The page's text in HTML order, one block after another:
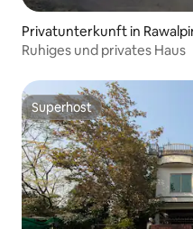
Privatunterkunft in
Ruhiges und privates Haus
Superhost
Superhost